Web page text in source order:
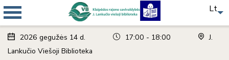
2026 gegužės 14 d. 17:00 - 18:00
J.
Lankučio Viešoji Biblioteka
Lt